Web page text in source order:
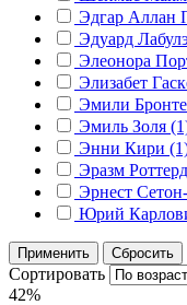
Эдгар Аллан
Эдуард
Элеонора
Элизабет
Эмили
Эмиль Золя
Энни Кири
Эразм
Эрнест
Юрий
Применить Сбросить
Сортировать
42%